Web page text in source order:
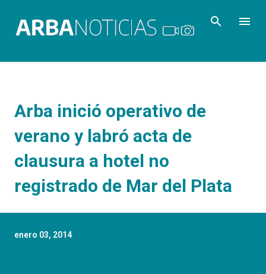
Arba inició operativo de
verano y labró acta de
clausura a hotel no
registrado de Mar del Plata
enero 03, 2014